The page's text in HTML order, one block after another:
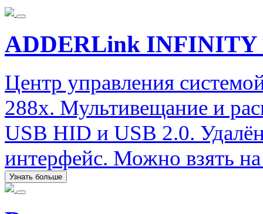
ADDERLink INFINITY
Центр управления
288x. Мультивещание и
USB HID и USB 2.0.
интерфейс. Можно взять на
Узнать больше